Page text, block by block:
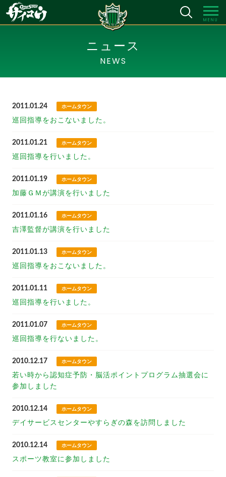
MENU
ニュース
NEWS
2011.01.24 ホームタウン
巡回指導をおこないました。
2011.01.21 ホームタウン
巡回指導を行いました。
2011.01.19 ホームタウン
加藤ＧＭが講演を行いました
2011.01.16 ホームタウン
吉澤監督が講演を行いました
2011.01.13 ホームタウン
巡回指導をおこないました。
2011.01.11 ホームタウン
巡回指導を行いました。
2011.01.07 ホームタウン
巡回指導を行ないました。
2010.12.17 ホームタウン
若い時から認知症予防・脳活ポイントプログラム抽選会に
参加しました
2010.12.14 ホームタウン
デイサービスセンターやすらぎの森を訪問しました
2010.12.14 ホームタウン
スポーツ教室に参加しました